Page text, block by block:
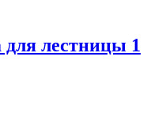
лестницы 1